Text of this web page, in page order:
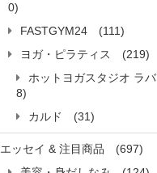
0)
FASTGYM24
(111)
ヨガ・ピラティス
(219)
ホットヨガスタジオ ラバ
8)
カルド
(31)
エッセイ & 注目商品
(697)